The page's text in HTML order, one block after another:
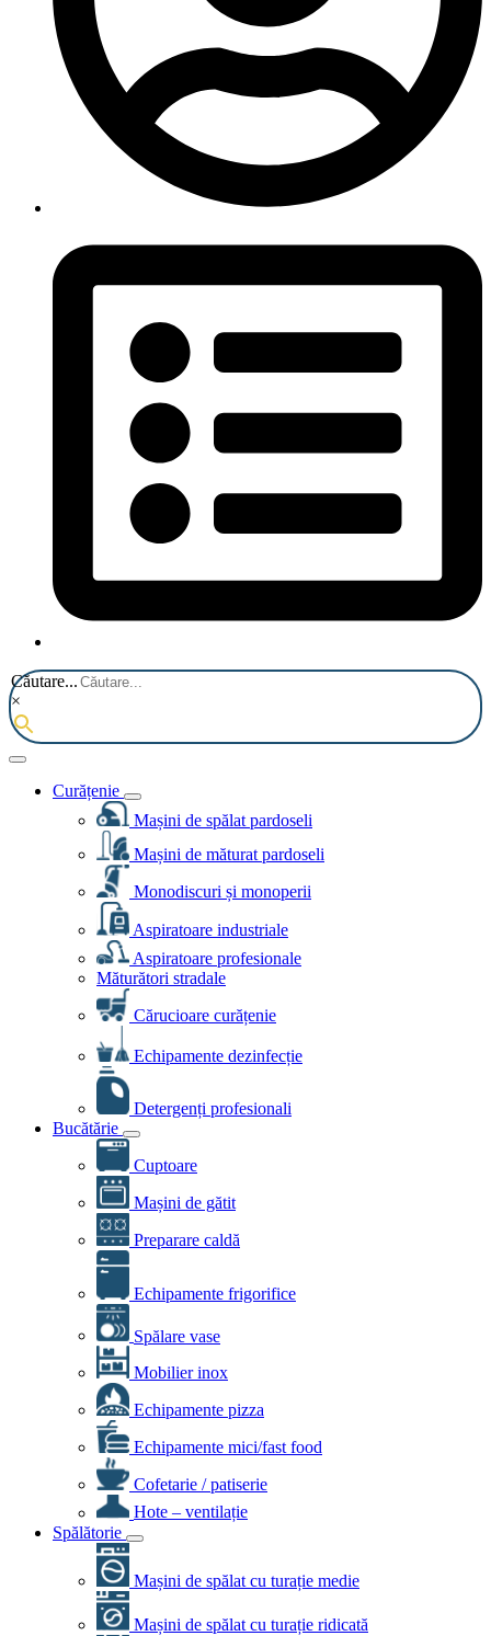
Căutare...
×
Curățenie
Mașini de spălat pardoseli
Mașini de măturat pardoseli
Monodiscuri și monoperii
Aspiratoare industriale
Aspiratoare profesionale
Măturători stradale
Cărucioare curățenie
Echipamente dezinfecție
Detergenți profesionali
Bucătărie
Cuptoare
Mașini de gătit
Preparare caldă
Echipamente frigorifice
Spălare vase
Mobilier inox
Echipamente pizza
Echipamente mici/fast food
Cofetarie / patiserie
Hote – ventilație
Spălătorie
Mașini de spălat cu turație medie
Mașini de spălat cu turație ridicată